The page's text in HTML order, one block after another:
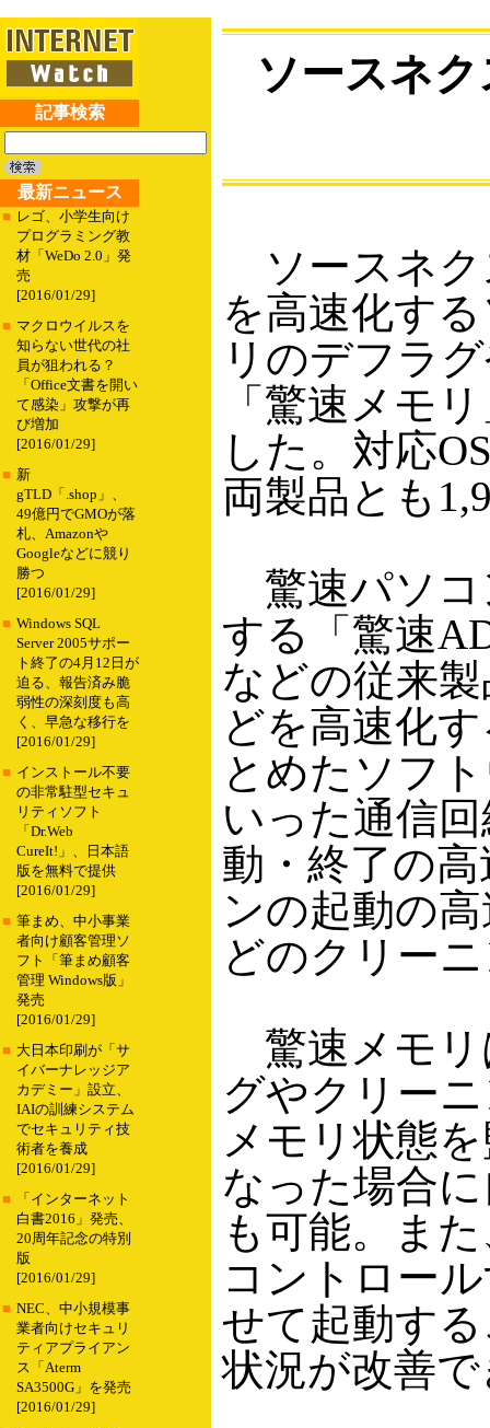
記事検索
最新ニュース
■ レゴ、小学生向け
プログラミング教
材「WeDo 2.0」発
売
[2016/01/29]
■ マクロウイルスを
知らない世代の社
員が狙われる？
「Office文書を開い
て感染」攻撃が再
び増加
[2016/01/29]
■ 新
gTLD「.shop」、
49億円でGMOが落
札、Amazonや
Googleなどに競り
勝つ
[2016/01/29]
■ Windows SQL
Server 2005サポー
ト終了の4月12日が
迫る、報告済み脆
弱性の深刻度も高
く、早急な移行を
[2016/01/29]
■ インストール不要
の非常駐型セキュ
リティソフト
「Dr.Web
CureIt!」、日本語
版を無料で提供
[2016/01/29]
■ 筆まめ、中小事業
者向け顧客管理ソ
フト「筆まめ顧客
管理 Windows版」
発売
[2016/01/29]
■ 大日本印刷が「サ
イバーナレッジア
カデミー」設立、
IAIの訓練システム
でセキュリティ技
術者を養成
[2016/01/29]
■
「インターネット
白書2016」発売、
20周年記念の特別
版
[2016/01/29]
■ NEC、中小規模事
業者向けセキュリ
ティアプライアン
ス「Aterm
SA3500G」を発売
[2016/01/29]
ソースネ
ソースネク
を高速化す
リのデフラ
「驚速メモ
した。対応
両製品とも
驚速パソコ
する「驚速
などの従来
どを高速化
とめたソフ
いった通信
動・終了の
ンの起動の
どのクリー
驚速メモリ
グやクリー
メモリ状態
なった場合
も可能。ま
コントロー
せて起動す
状況が改善